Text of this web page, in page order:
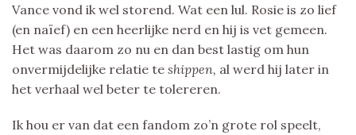
Vance vond ik wel storend. Wat een lul. Rosie is zo lief
(en naïef) en een heerlijke nerd en hij is vet gemeen.
Het was daarom zo nu en dan best lastig om hun
onvermijdelijke relatie te shippen, al werd hij later in
het verhaal wel beter te tolereren.
Ik hou er van dat een fandom zo’n grote rol speelt,